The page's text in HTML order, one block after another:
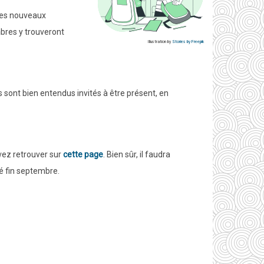
Illustration by Stories by Freepik
nouveaux
y trouveront
sont bien entendus invités à être présent, en
retrouver surcette page . Bien sûr, il faudra
fin septembre.